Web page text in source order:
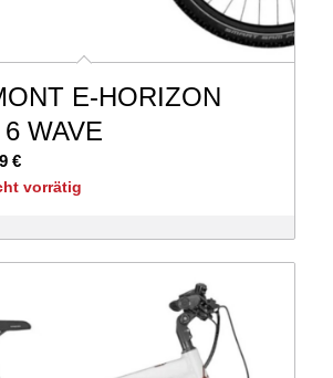
E-HORIZON
WAVE
€Aktueller
Preis
2,799 €.
vorrätig